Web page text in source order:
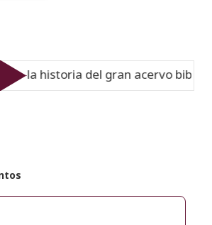
la historia del gran acervo